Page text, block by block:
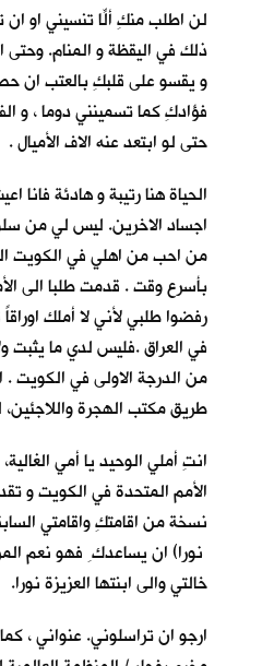
لن اطلب منكِ ألّا تنسيني او
ذلك في اليقظة و المنام.
و يقسو على قلبكِ بالعتب ان
فؤادكِ كما تسمينني دوما ، و
حتى لو ابتعد عنه الاف الأميال .
الحياة هنا رتيبة و هادئة
اجساد الاخرين. ليس لي من
من احب من اهلي في الكويت
بأسرع وقت . قدمت طلبا الى
رفضوا طلبي لأني لا أملك
في العراق .فليس لدي ما يثبت
من الدرجة الاولى في
طريق مكتب الهجرة
انتِ أملي الوحيد يا أمي
الأمم المتحدة في الكويت و
نسخة من اقامتكِ واقامتي
نورا) ان يساعدك ِ فهو نعم
خالتي والى ابنتها العزيزة نورا.